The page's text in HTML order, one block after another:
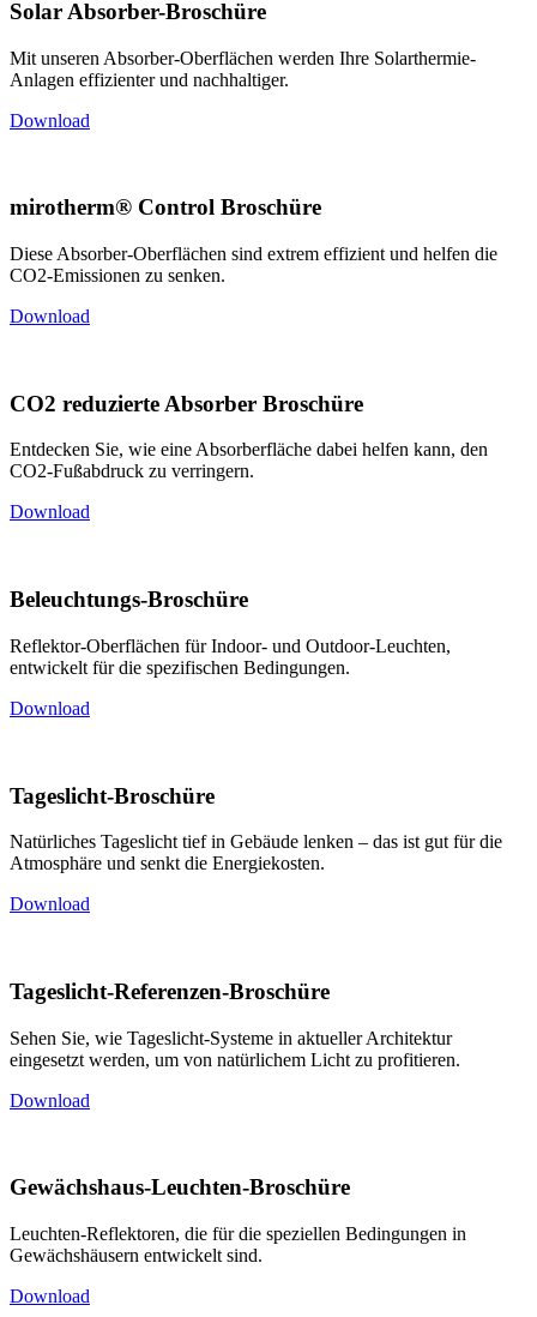
Solar Absorber-Broschüre
Mit unseren Absorber-Oberflächen werden Ihre Solarthermie-
Anlagen effizienter und nachhaltiger.
Download
mirotherm® Control Broschüre
Diese Absorber-Oberflächen sind extrem effizient und helfen die
CO2-Emissionen zu senken.
Download
CO2 reduzierte Absorber Broschüre
Entdecken Sie, wie eine Absorberfläche dabei helfen kann, den
CO2-Fußabdruck zu verringern.
Download
Beleuchtungs-Broschüre
Reflektor-Oberflächen für Indoor- und Outdoor-Leuchten,
entwickelt für die spezifischen Bedingungen.
Download
Tageslicht-Broschüre
Natürliches Tageslicht tief in Gebäude lenken – das ist gut für die
Atmosphäre und senkt die Energiekosten.
Download
Tageslicht-Referenzen-Broschüre
Sehen Sie, wie Tageslicht-Systeme in aktueller Architektur
eingesetzt werden, um von natürlichem Licht zu profitieren.
Download
Gewächshaus-Leuchten-Broschüre
Leuchten-Reflektoren, die für die speziellen Bedingungen in
Gewächshäusern entwickelt sind.
Download